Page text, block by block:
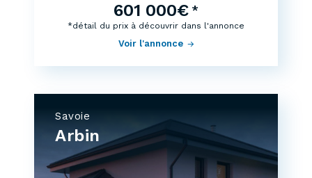
601 000€ *
Voir l'annonce
*détail du prix à découvrir dans l'annonce
Savoie
Arbin